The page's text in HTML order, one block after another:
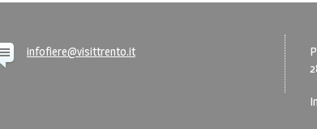
infofiere@visittrento.it